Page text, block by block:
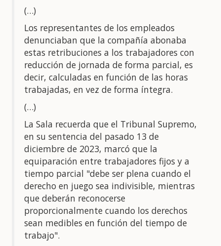
(…)
Los representantes de los empleados
denunciaban que la compañía abonaba
estas retribuciones a los trabajadores con
reducción de jornada de forma parcial, es
decir, calculadas en función de las horas
trabajadas, en vez de forma íntegra.
(…)
La Sala recuerda que el Tribunal Supremo,
en su sentencia del pasado 13 de
diciembre de 2023, marcó que la
equiparación entre trabajadores fijos y a
tiempo parcial "debe ser plena cuando el
derecho en juego sea indivisible, mientras
que deberán reconocerse
proporcionalmente cuando los derechos
sean medibles en función del tiempo de
trabajo".